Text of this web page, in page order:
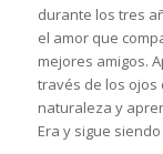
durante los tres
el amor que
mejores amigos.
través de los ojos
naturaleza y
Era y sigue